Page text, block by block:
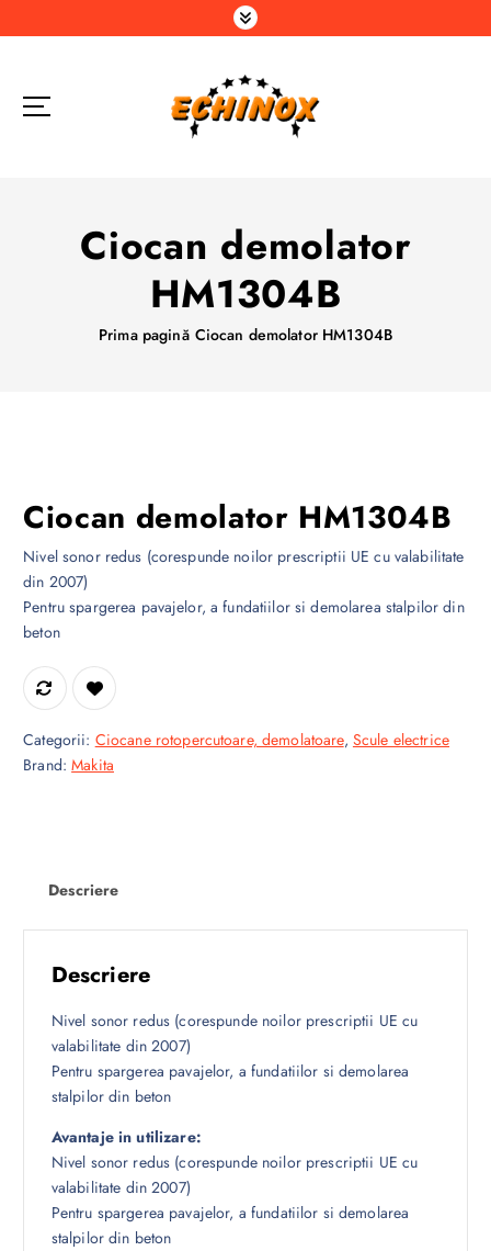
a
Ciocan demolator
HM1304B
Prima pagină Ciocan demolator HM1304B
Ciocan demolator HM1304B
Nivel sonor redus (corespunde noilor prescriptii UE cu valabilitate
din 2007)
Pentru spargerea pavajelor, a fundatiilor si demolarea stalpilor din
beton
Categorii: Ciocane rotopercutoare, demolatoare, Scule electrice
Brand:Makita
Descriere
Descriere
Nivel sonor redus (corespunde noilor prescriptii UE cu
valabilitate din 2007)
Pentru spargerea pavajelor, a fundatiilor si demolarea
stalpilor din beton
Avantaje in utilizare:
Nivel sonor redus (corespunde noilor prescriptii UE cu
valabilitate din 2007)
Pentru spargerea pavajelor, a fundatiilor si demolarea
stalpilor din beton